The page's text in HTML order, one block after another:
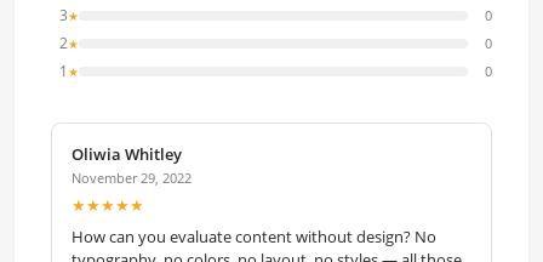
3★ 0
2★ 0
1 ★ 0
Oliwia Whitley
November 29, 2022
★★★★★
How can you evaluate content without design? No